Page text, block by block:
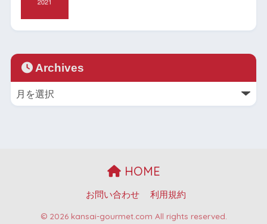
Archives
HOME
お問い合わせ 利用規約
© 2026 kansai-gourmet.com All rights reserved.